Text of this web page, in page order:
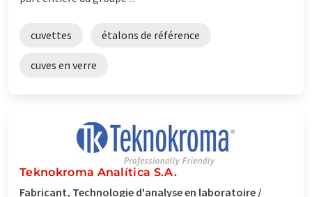
cuvettes étalons de référence
cuves en verre
Teknokroma Analítica S.A.
Fabricant, Technologie d'analyse en laboratoire /